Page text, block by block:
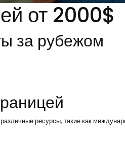
от 2000$
за рубежом
ресурсы, такие как